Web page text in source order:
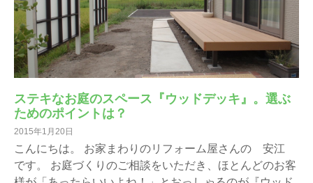
ステキなお庭のスペース『ウッドデッキ』。選ぶ
ためのポイントは？
2015年1月20日
こんにちは。 お家まわりのリフォーム屋さんの 安江
です。 お庭づくりのご相談をいただき、ほとんどのお客